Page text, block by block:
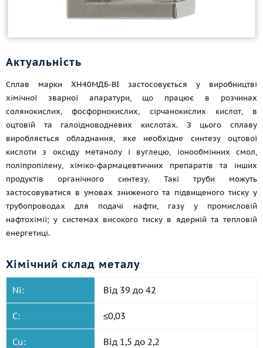
Актуальність
Сплав марки ХН40МДБ-ВІ застосовується у виробництві
хімічної зварної апаратури, що працює в розчинах
солянокислих, фосфорнокислих, сірчанокислих кислот, в
оцтовій та галоїдноводневих кислотах. З цього сплаву
виробляється обладнання, яке необхідне синтезу оцтової
кислоти з оксиду метанолу і вуглецю, іонообмінних смол,
поліпропілену, хіміко-фармацевтичних препаратів та інших
продуктів органічного синтезу. Такі труби можуть
застосовуватися в умовах зниженого та підвищеного тиску у
трубопроводах для подачі нафти, газу у промисловій
нафтохімії; у системах високого тиску в ядерній та тепловій
енергетиці.
Хімічний склад металу
Ni: Від 39 до 42
C: ≤0,03
Cu: Від 1,5 до 2,2